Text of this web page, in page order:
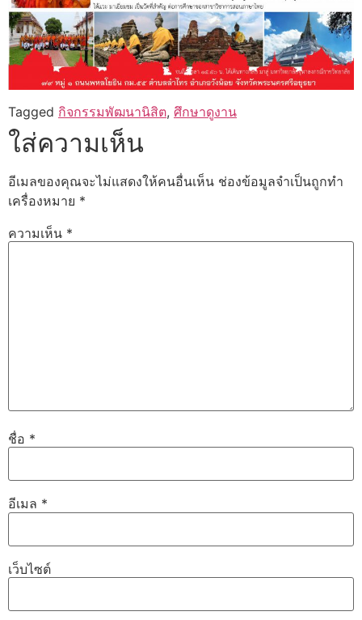
Tagged กิจกรรมพัฒนานิสิต, ศึกษาดูงาน
ใส่ความเห็น
อีเมลของคุณจะไม่แสดงให้คนอื่นเห็น ช่องข้อมูลจำเป็นถูกทำ
เครื่องหมาย *
ความเห็น *
ชื่อ *
อีเมล *
เว็บไซต์